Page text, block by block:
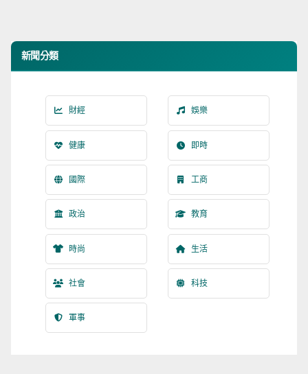
新聞分類
財經 娛樂
健康 即時
國際 工商
政治 教育
時尚 生活
社會 科技
軍事